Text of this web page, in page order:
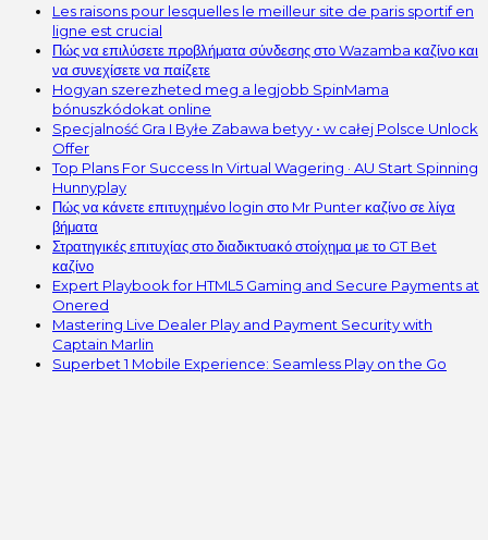
Les raisons pour lesquelles le meilleur site de paris sportif en
ligne est crucial
Πώς να επιλύσετε προβλήματα σύνδεσης στο Wazamba καζίνο και
να συνεχίσετε να παίζετε
Hogyan szerezheted meg a legjobb SpinMama
bónuszkódokat online
Specjalność Gra I Byłe Zabawa betyy • w całej Polsce Unlock
Offer
Top Plans For Success In Virtual Wagering · AU Start Spinning
Hunnyplay
Πώς να κάνετε επιτυχημένο login στο Mr Punter καζίνο σε λίγα
βήματα
Στρατηγικές επιτυχίας στο διαδικτυακό στοίχημα με το GT Bet
καζίνο
Expert Playbook for HTML5 Gaming and Secure Payments at
Onered
Mastering Live Dealer Play and Payment Security with
Captain Marlin
Superbet 1 Mobile Experience: Seamless Play on the Go